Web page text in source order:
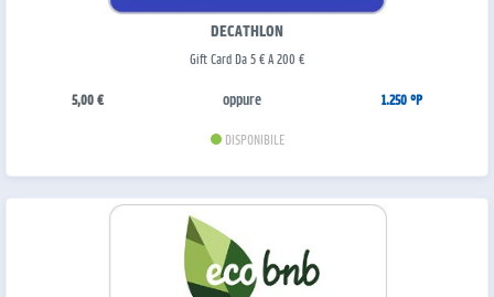
DECATHLON
Gift Card Da 5 € A 200 €
5,00 € oppure 1.250 °P
DISPONIBILE